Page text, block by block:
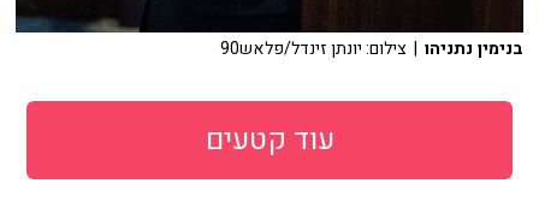
בנימין נתניהו | צילום: יונתן זינדל/פלאש90
עוד קטעים